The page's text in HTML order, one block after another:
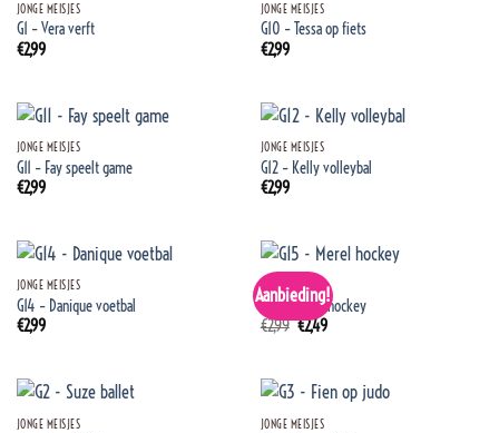
JONGE MEISJES
G1 – Vera verft
€2,99
JONGE MEISJES
G10 – Tessa op fiets
€2,99
JONGE MEISJES
G11 – Fay speelt game
€2,99
JONGE MEISJES
G12 – Kelly volleybal
€2,99
JONGE MEISJES
G14 – Danique voetbal
€2,99
Aanbieding!
JONGE MEISJES
G15 – Merel hockey
€2,99 Oorspronkelijke
prijs
€2,49Huidige
JONGE MEISJES JONGE MEISJES